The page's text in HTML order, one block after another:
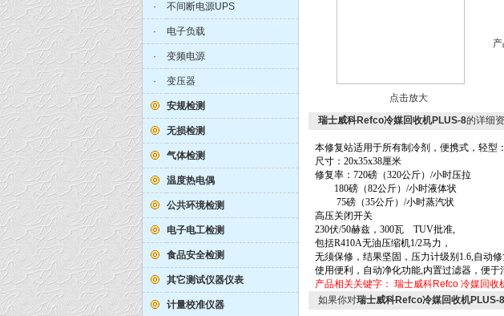
· 不间断电源UPS
· 电子负载
· 变频电源
· 变压器
安规检测
无损检测
气体检测
温度热电偶
公共环境检测
电子电工检测
食品安全检测
其它测试仪器仪表
计量校准仪器
点击放大
产
瑞士威科Refco冷媒回收机PLUS-8的详细
本修复站适用于所有制冷剂，便携式，轻型：
尺寸： 20x35x38厘米
修复率： 720磅（320公斤） /小时压拉
180磅（82公斤） /小时液体状
75磅（35公斤） /小时蒸汽状
高压关闭开关
230伏/50赫兹， 300瓦 TUV批准,
包括R410A无油压缩机1/2马力，
无须保修，结果坚固，压力计级别 1.6,自动
使用便利，自动净化功能,内置过滤器，便于
产品相关关键字： 瑞士威科Refco 冷媒回收
如果你对瑞士威科Refco冷媒回收机PLUS-8